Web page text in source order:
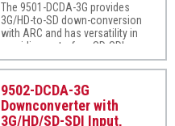
The 9501-DCDA-3G provides
3G/HD-to-SD down-conversion
with ARC and has versatility in
providing up to four SD-SDI
and/or analog composite
outputs as well as up to four
reclocked SDI input copies. The
space-saving design of the
9501-DCDA-3G provides for high
9502-DCDA-3G
Downconverter with
3G/HD/SD-SDI Input,